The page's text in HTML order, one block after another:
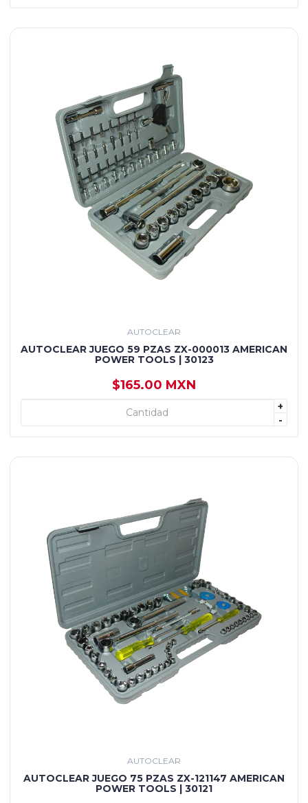
AUTOCLEAR
AUTOCLEAR JUEGO 59 PZAS ZX-000013 AMERICAN
POWER TOOLS | 30123
$165.00 MXN
+
-
+ AGREGAR
AUTOCLEAR
AUTOCLEAR JUEGO 75 PZAS ZX-121147 AMERICAN
POWER TOOLS | 30121